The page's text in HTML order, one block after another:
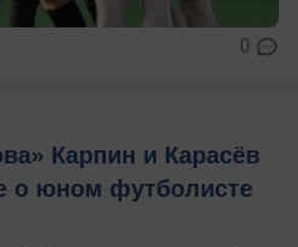
0
Карпин и Карасёв
о юном футболисте